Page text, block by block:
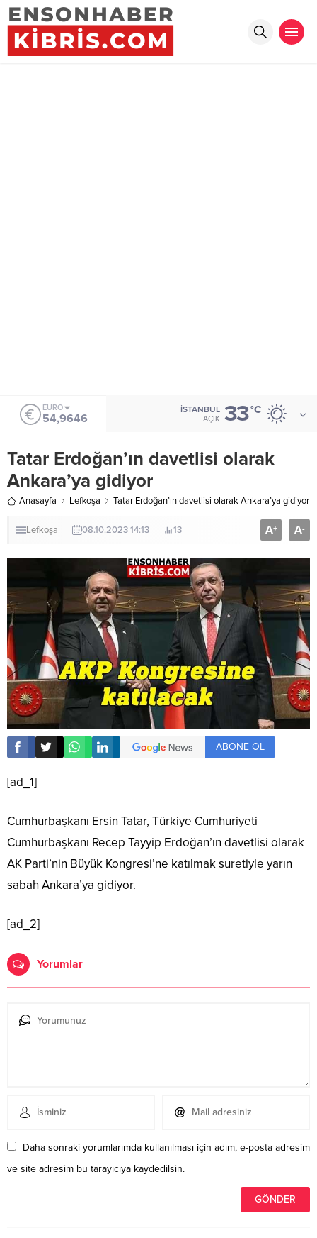
ALTIN
6.488,95
İSTANBUL
AÇIK 33°C
Tatar Erdoğan’ın davetlisi olarak
Ankara’ya gidiyor
Anasayfa Lefkoşa Tatar Erdoğan’ın davetlisi olarak Ankara’ya gidiyor
Lefkoşa 08.10.2023 14:13 13 A+ A-
ABONE OL
[ad_1]
Cumhurbaşkanı Ersin Tatar, Türkiye Cumhuriyeti
Cumhurbaşkanı Recep Tayyip Erdoğan’ın davetlisi olarak
AK Parti’nin Büyük Kongresi’ne katılmak suretiyle yarın
sabah Ankara’ya gidiyor.
[ad_2]
Yorumlar
Daha sonraki yorumlarımda kullanılması için adım, e-posta adresim
ve site adresim bu tarayıcıya kaydedilsin.